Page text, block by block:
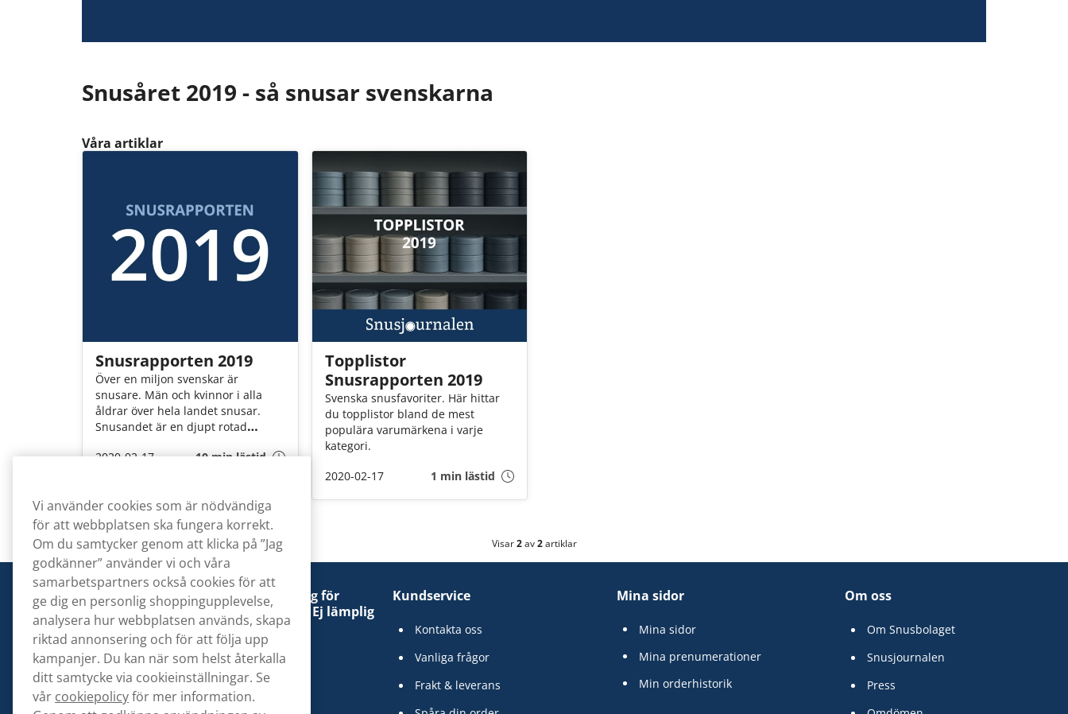
Snusåret 2019 - så snusar svenskarna
Våra artiklar
Snusrapporten 2019
Över en miljon svenskar är
snusare. Män och kvinnor i alla
åldrar över hela landet snusar.
Snusandet är en djupt rotad
ända sedan 1700-talet. Men även
om just detta.
2020-02-17 10 min lästid
Topplistor
Snusrapporten 2019
Svenska snusfavoriter. Här hittar
du topplistor bland de mest
populära varumärkena i varje
kategori.
2020-02-17
1 min lästid
Visar2av2artiklar
Denna tobaksprodukt kan vara skadlig för
hälsan och är beroendeframkallande. Ej lämplig
för personer under 18 år.
Kundservice
Kontakta oss
Vanliga frågor
Frakt & leverans
Mina sidor
Mina sidor
Mina prenumerationer
Min orderhistorik
Om oss
Om Snusbolaget
Snusjournalen
Press
Vi använder cookies som är nödvändiga
för att webbplatsen ska fungera korrekt.
Om du samtycker genom att klicka på ”Jag
godkänner” använder vi och våra
samarbetspartners också cookies för att
ge dig en personlig shoppingupplevelse,
analysera hur webbplatsen används, skapa
riktad annonsering och för att följa upp
kampanjer. Du kan när som helst återkalla
ditt samtycke via cookieinställningar. Se
vår cookiepolicyför mer information.